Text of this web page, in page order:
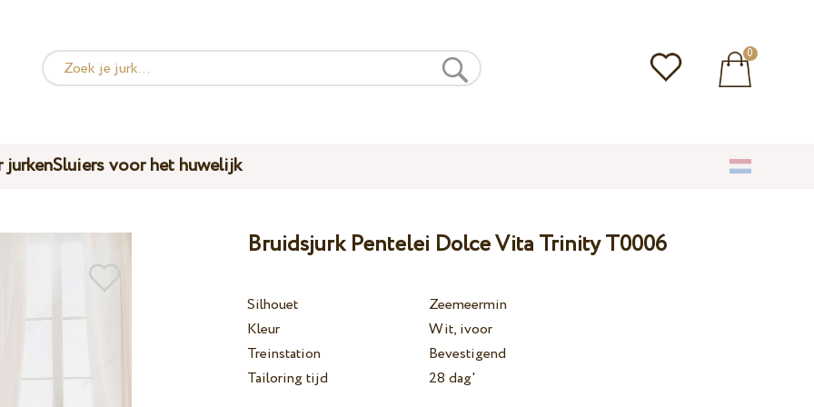
0
Sluiers voor het huwelijk
Bruidsjurk Pentelei Dolce Vita Trinity T0006
Silhouet
Zeemeermin
Kleur
Wit, ivoor
Treinstation
Bevestigend
Tailoring tijd
28 dag'